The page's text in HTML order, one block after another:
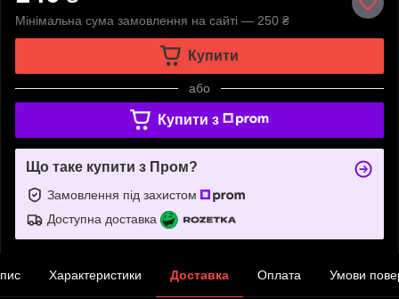
Мінімальна сума замовлення на сайті — 250 ₴
Купити
або
Купити з
Що таке купити з Пром?
Замовлення під захистом
Доступна доставка
Характеристики Доставка Оплата Умови